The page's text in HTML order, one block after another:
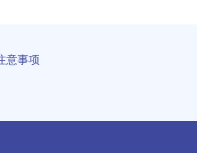
意事项